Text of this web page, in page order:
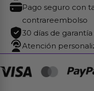
Pago seguro con
contrareembolso
30 días de
Atención